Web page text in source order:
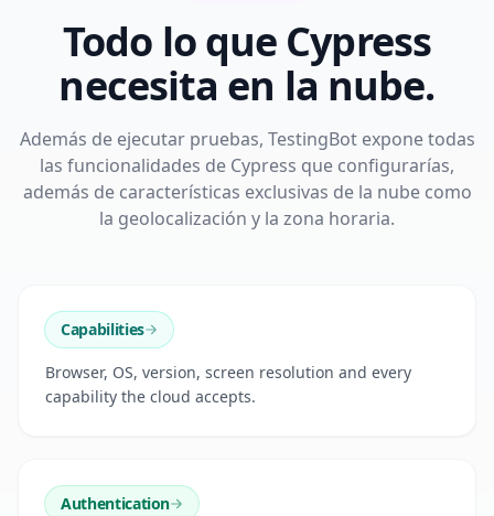
Todo lo que Cypress
necesita en la nube.
Además de ejecutar pruebas, TestingBot expone todas
las funcionalidades de Cypress que configurarías,
además de características exclusivas de la nube como
la geolocalización y la zona horaria.
Capabilities
Browser, OS, version, screen resolution and every
capability the cloud accepts.
Authentication